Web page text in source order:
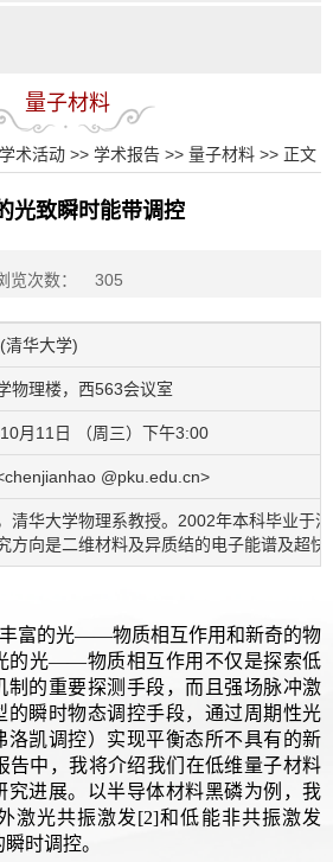
量子材料
学术活动 >> 学术报告 >> 量子材料 >> 正文
光致瞬时能带调控
览次数： 305
清华大学)
物理楼，西563会议室
月11日 （周三）下午3:00
@pku.edu.cn>
清华大学物理系教授。2002年本科毕业于
方向是二维材料及异质结的电子能谱及超
富的光——物质相互作用和新奇的物
的光——物质相互作用不仅是探索低
制的重要探测手段，而且强场脉冲激
的瞬时物态调控手段，通过周期性光
洛凯调控）实现平衡态所不具有的新
告中，我将介绍我们在低维量子材料
究进展。以半导体材料黑磷为例，我
激光共振激发[2]和低能非共振激发
时调控。